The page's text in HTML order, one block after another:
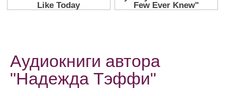
Аудиокниги автора
"Надежда Тэффи"